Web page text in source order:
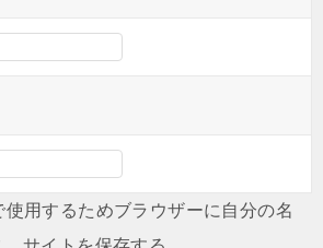
用するためブラウザーに自分の名